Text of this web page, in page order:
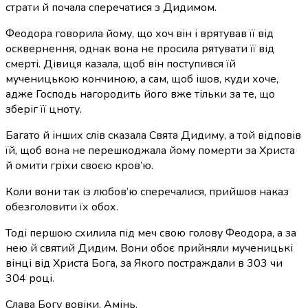
страти й почала сперечатися з Дидимом.
Феодора говорила йому, що хоч він і врятував її від
осквернення, однак вона не просила рятувати її від
смерті. Дівиця казала, щоб він поступився їй
мученицькою кончиною, а сам, щоб ішов, куди хоче,
адже Господь нагородить його вже тільки за те, що
зберіг її цноту.
Багато й інших слів сказала Свята Дидиму, а той відповів
їй, щоб вона не перешкоджала йому померти за Христа
й омити гріхи своєю кров’ю.
Коли вони так із любов’ю сперечалися, прийшов наказ
обезголовити їх обох.
Тоді першою схилила під меч свою голову Феодора, а за
нею й святий Дидим. Вони обоє прийняли мученицькі
вінці від Христа Бога, за Якого постраждали в 303 чи
304 році.
Слава Богу вовіки. Амінь.